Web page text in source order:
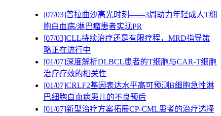
[07/03]普拉曲沙高光时刻——3周助力年轻成人T细
胞白血病/淋巴瘤患者实现PR
[07/03]CLL持续治疗还是有限疗程，MRD指导策
略正在进行中
[01/07]深度解析DLBCL患者的T细胞与CAR-T细胞
治疗疗效的相关性
[01/07]CRLF2基因表达水平高可预测B细胞急性淋
巴细胞白血病患儿的不良预后
[01/07]新型治疗方案拓展CP-CML患者的治疗选择